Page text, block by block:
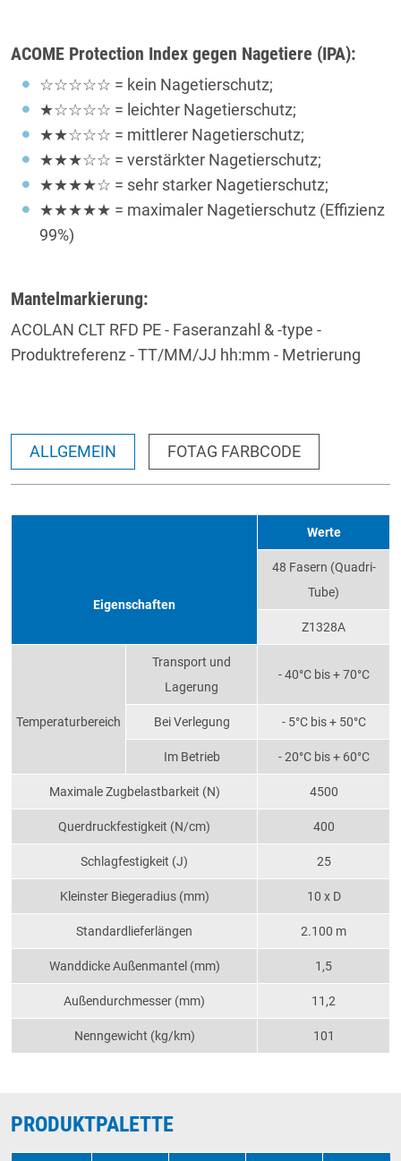
ACOME Protection Index gegen Nagetiere (IPA):
☆☆☆☆☆ = kein Nagetierschutz;
★☆☆☆☆ = leichter Nagetierschutz;
★★☆☆☆ = mittlerer Nagetierschutz;
★★★☆☆ = verstärkter Nagetierschutz;
★★★★☆ = sehr starker Nagetierschutz;
★★★★★ = maximaler Nagetierschutz (Effizienz
99%)
Mantelmarkierung:
ACOLAN CLT RFD PE - Faseranzahl & -type -
Produktreferenz - TT/MM/JJ hh:mm - Metrierung
ALLGEMEIN FOTAG FARBCODE
Eigenschaften
Werte
48 Fasern (Quadri-
Tube)
Z1328A
Temperaturbereich
Transport und
Lagerung
- 40°C bis + 70°C
Bei Verlegung - 5°C bis + 50°C
Im Betrieb - 20°C bis + 60°C
Maximale Zugbelastbarkeit (N) 4500
Querdruckfestigkeit (N/cm) 400
Schlagfestigkeit (J) 25
Kleinster Biegeradius (mm) 10 x D
Standardlieferlängen 2.100 m
Wanddicke Außenmantel (mm) 1,5
Außendurchmesser (mm) 11,2
Nenngewicht (kg/km) 101
PRODUKTPALETTE